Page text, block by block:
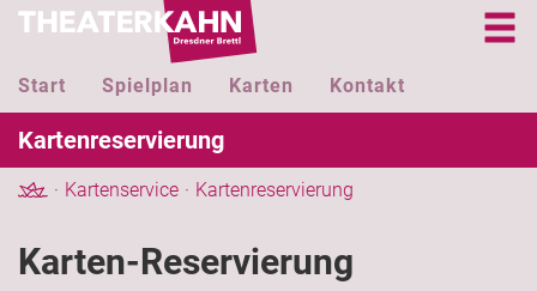
Start Spielplan Karten Kontakt
Kartenreservierung
Kartenservice Kartenreservierung
Karten-Reservierung